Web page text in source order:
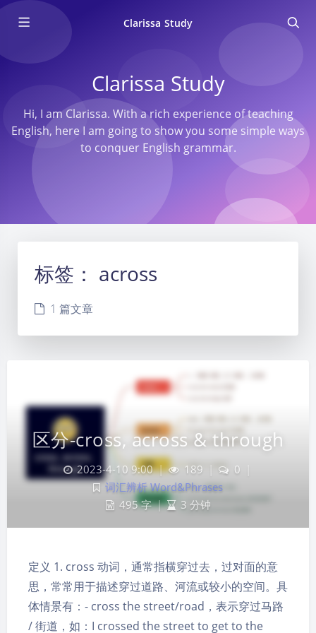
Clarissa Study
Clarissa Study
Hi, I am Clarissa. With a rich experience of teaching
English, here I am going to show you some simple ways
to conquer English grammar.
夜间模式
标签： across
1 篇文章
区分-cross, across & through
2023-4-10 9:00 | 189 0
词汇辨析 Word&Phrases
495 字 | 3 分钟
定义 1. cross 动词，通常指横穿过去，过对面的意
思，常常用于描述穿过道路、河流或较小的空间。具
体情景有：- cross the street/road，表示穿过马路
/ 街道，如：I crossed the street to get to the